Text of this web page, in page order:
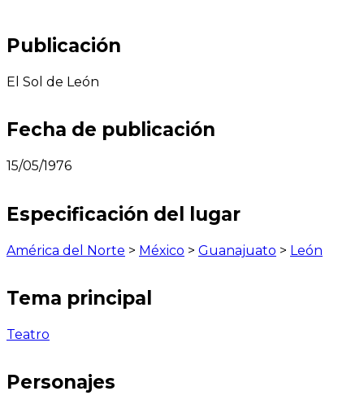
Publicación
El Sol de León
Fecha de publicación
15/05/1976
Especificación del lugar
América del Norte > México > Guanajuato > León
Tema principal
Teatro
Personajes